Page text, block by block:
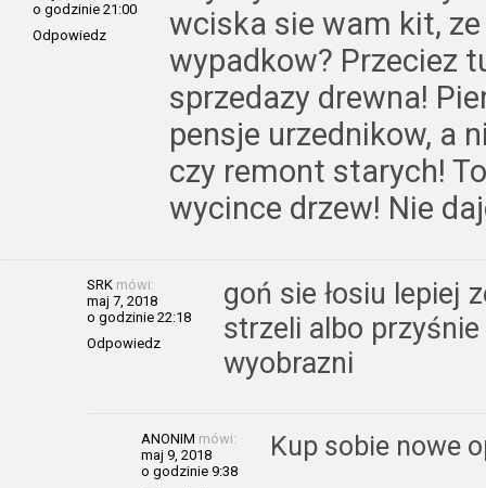
o godzinie 21:00
Odpowiedz
wciska sie wam kit,
wypadkow? Przeciez
sprzedazy drewna!
pensje urzednikow, a
czy remont starych!
wycince drzew! Nie
SRK mówi:
maj 7, 2018
o godzinie 22:18
Odpowiedz
goń sie łosiu lepiej
strzeli albo
wyobrazni
ANONIM mówi:
maj 9, 2018
o godzinie 9:38
Kup sobie nowe